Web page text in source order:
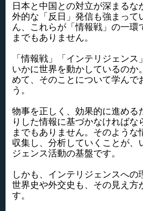
日本と中国との対立が深まるな
外的な「反日」発信も強まって
ん、これらが「情報戦」の一環
までもありません。
「情報戦」「インテリジェン
いかに世界を動かしているのか
めて、そのことについて学んで
う。
物事を正しく、効果的に進める
りした情報に基づかなければな
までもありません。そのような
収集し、分析していくことが、
ジェンス活動の基盤です。
しかも、インテリジェンスへの
世界史や外交史も、その見え方
す。